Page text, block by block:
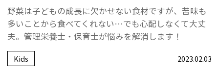
野菜は子どもの成長に欠かせない食材ですが、苦味も
多いことから食べてくれない…でも心配しなくて大丈
夫。管理栄養士・保育士が悩みを解消します！
Kids 2023.02.03